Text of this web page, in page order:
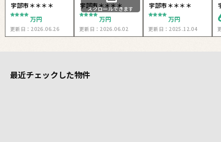
宇部市＊＊＊＊
****万円
更新日： 2026.06.26
宇部市＊＊＊＊
****万円
更新日： 2026.06.02
宇部市＊＊＊＊
****万円
更新日： 2025.12.04
スクロールできます
最近チェックした物件